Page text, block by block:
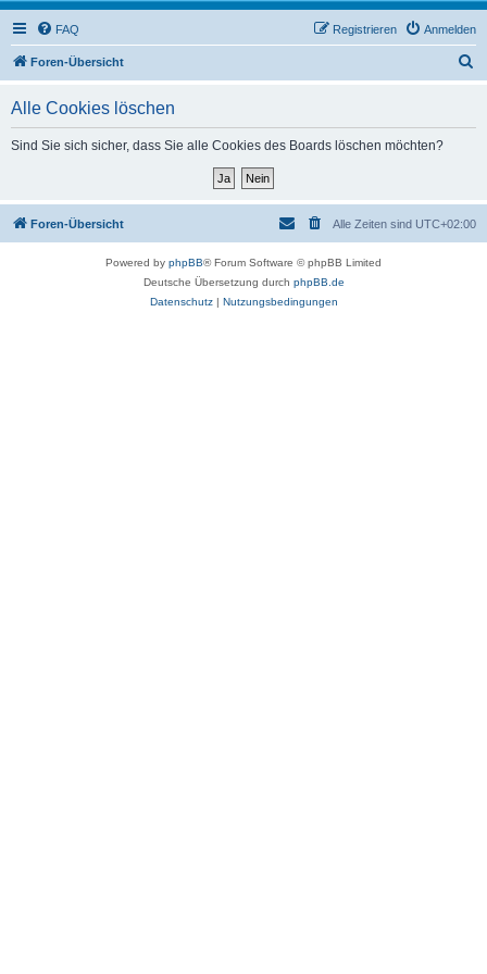
FAQ Anmelden
Registrieren
Foren-Übersicht
Alle Cookies löschen
Sind Sie sich sicher, dass Sie alle Cookies des Boards löschen möchten?
Foren-Übersicht Alle Zeiten sind UTC+02:00
Powered by phpBB® Forum Software © phpBB Limited
Deutsche Übersetzung durch phpBB.de
Datenschutz| Nutzungsbedingungen